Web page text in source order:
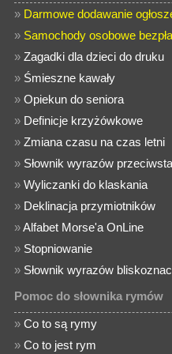
» Darmowe dodawanie
» Samochody osobowe
»Zagadki dla dzieci do druku
» Śmieszne kawały
»Opiekun do seniora
» Definicje krzyżówkowe
»Zmiana czasu na czas letni
» Słownik wyrazów
»Wyliczanki do klaskania
» Deklinacja przymiotników
»Alfabet Morse'a OnLine
» Stopniowanie
» Słownik wyrazów
Pomoc do słownika rymów
»Co to są rymy
»Co to jest rym